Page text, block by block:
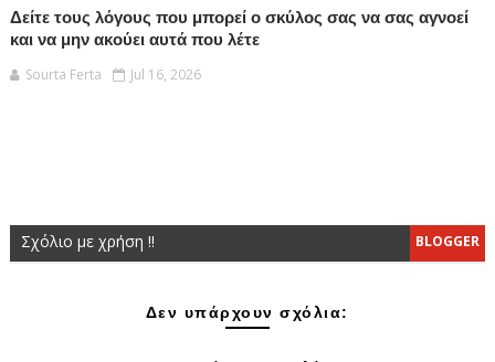
Δείτε τους λόγους που μπορεί ο σκύλος σας να σας αγνοεί
και να μην ακούει αυτά που λέτε
Sourta Ferta
Jul 16, 2026
BLOGGER
Σχόλιο με χρήση !!
Δεν υπάρχουν σχόλια: